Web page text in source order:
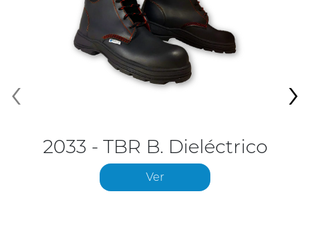
2033 - TBR B. Dieléctrico
Ver
‹ ›